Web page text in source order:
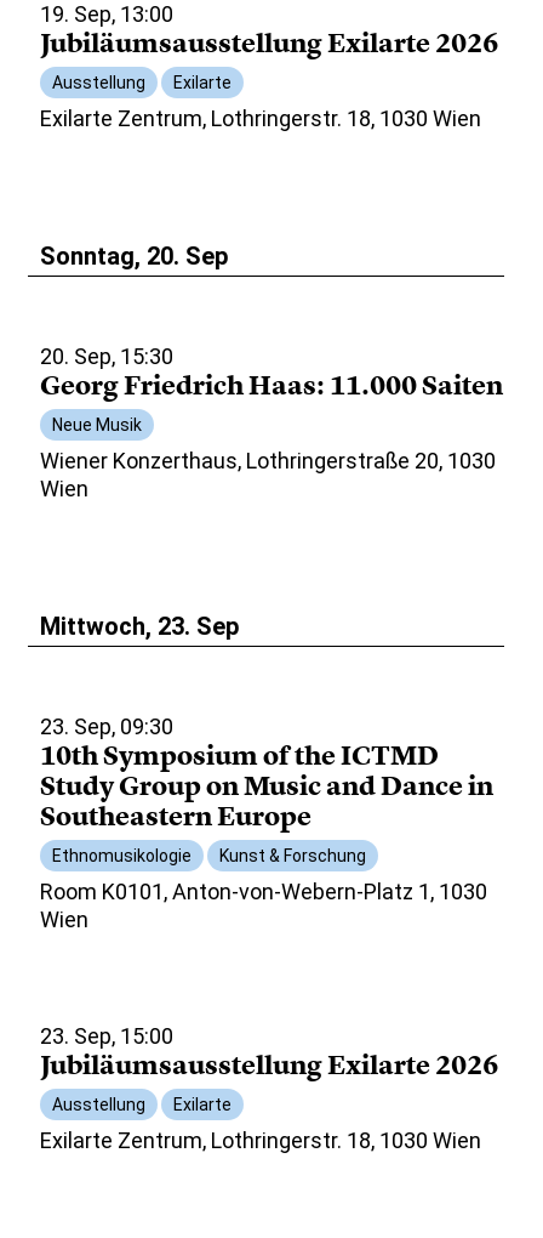
19. Sep, 13:00
Jubiläumsausstellung Exilarte 2026
Ausstellung Exilarte
Exilarte Zentrum, Lothringerstr. 18, 1030 Wien
Sonntag, 20. Sep
20. Sep, 15:30
Georg Friedrich Haas: 11.000 Saiten
Neue Musik
Wiener Konzerthaus, Lothringerstraße 20, 1030
Wien
Mittwoch, 23. Sep
23. Sep, 09:30
10th Symposium of the ICTMD
Study Group on Music and Dance in
Southeastern Europe
Ethnomusikologie Kunst & Forschung
Room K0101, Anton-von-Webern-Platz 1, 1030
Wien
23. Sep, 15:00
Jubiläumsausstellung Exilarte 2026
Ausstellung Exilarte
Exilarte Zentrum, Lothringerstr. 18, 1030 Wien